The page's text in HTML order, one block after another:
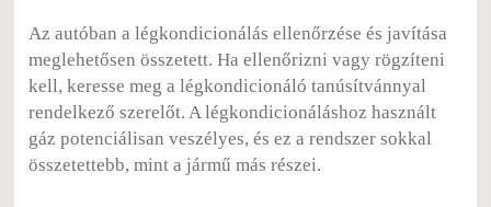
Az autóban a légkondicionálás ellenőrzése és javítása
meglehetősen összetett. Ha ellenőrizni vagy rögzíteni
kell, keresse meg a légkondicionáló tanúsítvánnyal
rendelkező szerelőt. A légkondicionáláshoz használt
gáz potenciálisan veszélyes, és ez a rendszer sokkal
összetettebb, mint a jármű más részei.